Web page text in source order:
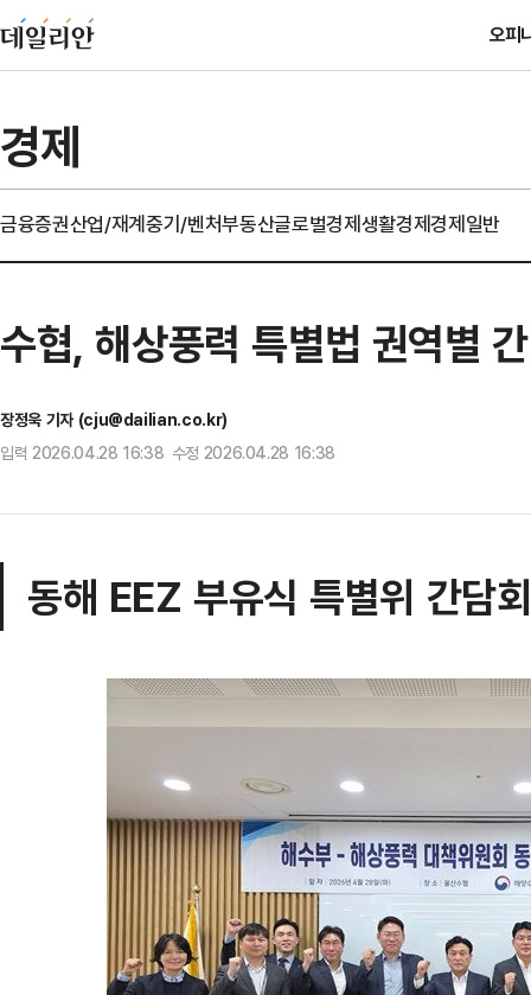
오피
경제
금융증권산업/재계중기/벤처부동산글로벌경제생활경제경제일반
수협, 해상풍력 특별법 권역별
장정욱 기자 (cju@dailian.co.kr)
입력 2026.04.28 16:38 수정 2026.04.28 16:38
동해 EEZ 부유식 특별위 간담회